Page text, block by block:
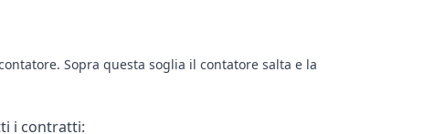
Sopra questa soglia il contatore salta e la
i contratti: